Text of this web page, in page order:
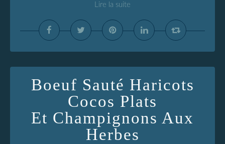
Lire la suite
Boeuf Sauté Haricots
Cocos Plats
Et Champignons Aux
Herbes